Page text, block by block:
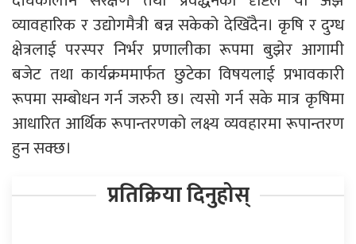
व्यावहारिक र उद्योगमैत्री बन्न सकेको देखिँदैन। कृषि र दुग्ध
क्षेत्रलाई परस्पर निर्भर प्रणालीका रूपमा बुझेर आगामी
बजेट तथा कार्यक्रममार्फत छुटेका विषयलाई प्रभावकारी
रूपमा सम्बोधन गर्न जरुरी छ। त्यसो गर्न सके मात्र कृषिमा
आधारित आर्थिक रूपान्तरणको लक्ष्य व्यवहारमा रूपान्तरण
हुन सक्छ।
प्रतिक्रिया दिनुहोस्